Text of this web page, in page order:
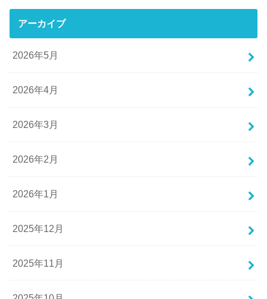
アーカイブ
2026年5月
2026年4月
2026年3月
2026年2月
2026年1月
2025年12月
2025年11月